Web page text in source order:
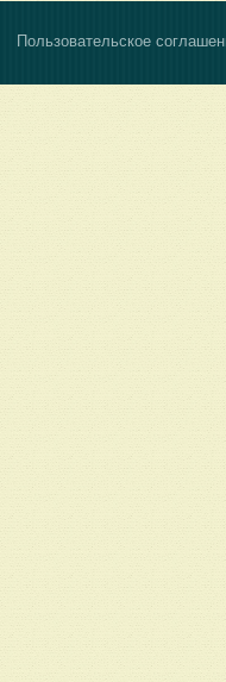
Пользовательское